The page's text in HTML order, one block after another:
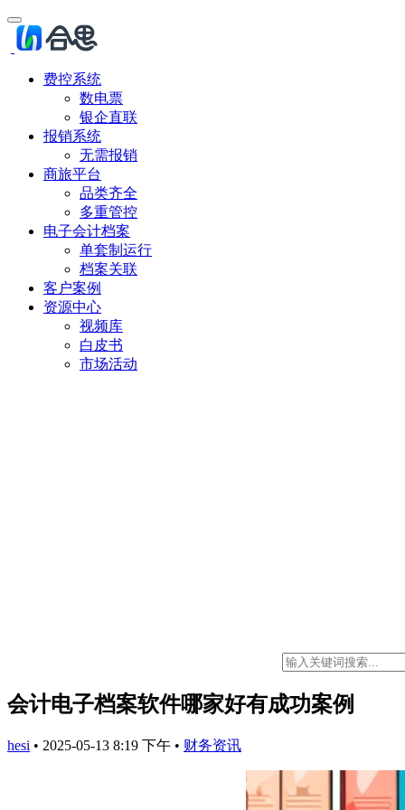
费控系统
数电票
银企直联
报销系统
无需报销
商旅平台
品类齐全
多重管控
电子会计档案
单套制运行
档案关联
客户案例
资源中心
视频库
白皮书
市场活动
会计电子档案软件哪家好有成功案例
hesi • 2025-05-13 8:19 下午 • 财务资讯